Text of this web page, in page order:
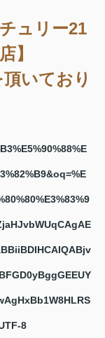
ュリー21
】
いており
8